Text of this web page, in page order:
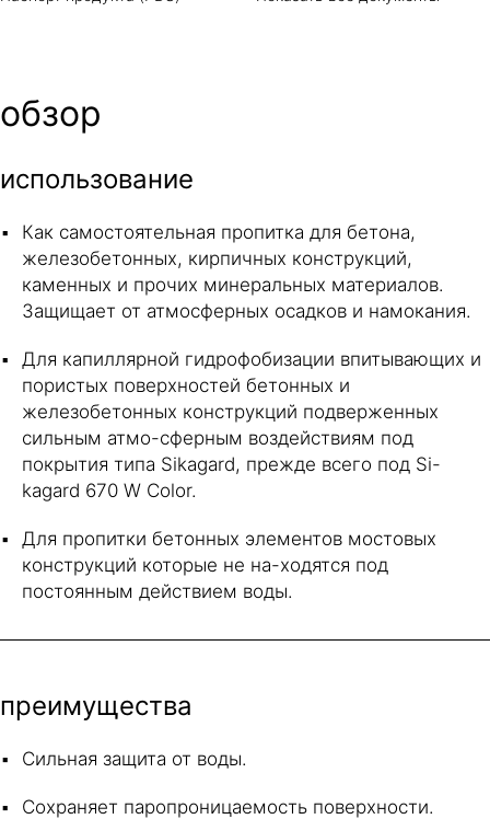
обзор
использование
Как самостоятельная пропитка для бетона,
железобетонных, кирпичных конструкций,
каменных и прочих минеральных материалов.
Защищает от атмосферных осадков и намокания.
Для капиллярной гидрофобизации впитывающих и
пористых поверхностей бетонных и
железобетонных конструкций подверженных
сильным атмо-сферным воздействиям под
покрытия типа Sikagard, прежде всего под Si-
kagard 670 W Color.
Для пропитки бетонных элементов мостовых
конструкций которые не на-ходятся под
постоянным действием воды.
преимущества
Сильная защита от воды.
Сохраняет паропроницаемость поверхности.